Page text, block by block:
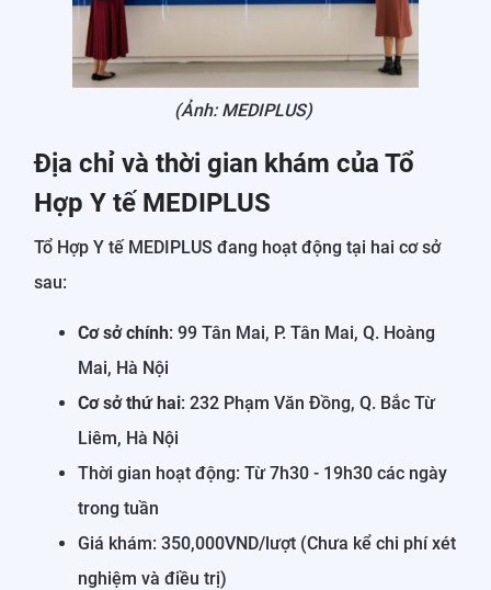
(Ảnh: MEDIPLUS)
Địa chỉ và thời gian khám của Tổ
Hợp Y tế MEDIPLUS
Tổ Hợp Y tế MEDIPLUS đang hoạt động tại hai cơ sở
sau:
Cơ sở chính: 99 Tân Mai, P. Tân Mai, Q. Hoàng
Mai, Hà Nội
Cơ sở thứ hai: 232 Phạm Văn Đồng, Q. Bắc Từ
Liêm, Hà Nội
Thời gian hoạt động: Từ 7h30 - 19h30 các ngày
trong tuần
Giá khám: 350,000VND/lượt (Chưa kể chi phí xét
nghiệm và điều trị)